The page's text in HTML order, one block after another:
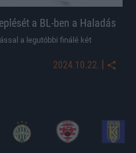
a BL-ben a Haladás
a legutóbbi finálé két
2024.10.22. |